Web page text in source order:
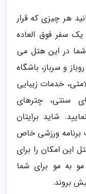
هر چیزی که قرار
سفر فوق العاده
شما در این هتل می
و سرباز، باشگاه
خدمات زیبایی
سنتی، چترهای
شاید برایتان
برنامه ورزشی خاص
این امکان را برای
به مو برای شما
بروند.